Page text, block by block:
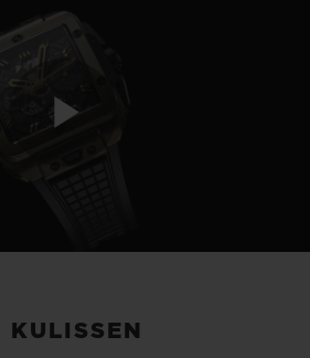
KULISSEN